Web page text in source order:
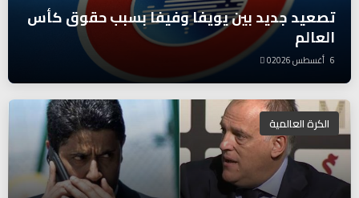
تصعيد جديد بين يويفا وفيفا بسبب حقوق كأس
العالم
6 أغسطس 2026 0
الكرة العالمية